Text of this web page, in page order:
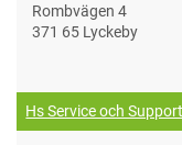
Rombvägen 4
371 65 Lyckeby
Hs Service och